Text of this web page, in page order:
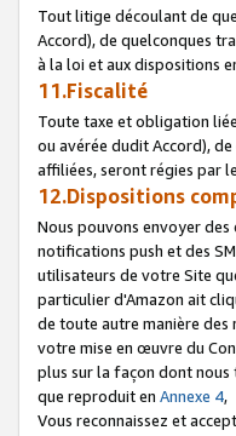
Tout litige découlant de
Accord), de quelconques
à la loi et aux dispositions
11.Fiscalité
Toute taxe et obligation
ou avérée dudit Accord),
affiliées, seront régies par
12.Dispositions
Nous pouvons envoyer
notifications push et des
utilisateurs de votre Site
particulier d'Amazon ait
de toute autre manière
votre mise en œuvre du
plus sur la façon dont nous
que reproduit en Annexe 4,
Vous reconnaissez et